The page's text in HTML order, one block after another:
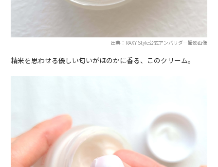
出典：RAXY Style公式アンバサダー撮影画像
精米を思わせる優しい匂いがほのかに香る、このクリーム。